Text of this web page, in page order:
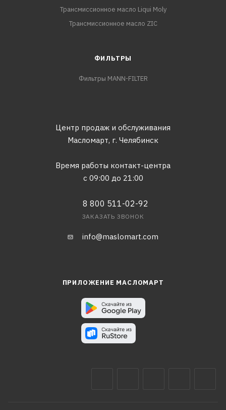
Трансмиссионное масло Liqui Moly
Трансмиссионное масло ZIC
ФИЛЬТРЫ
Фильтры MANN-FILTER
Центр продаж и обслуживания
Масломарт, г. Челябинск
Время работы контакт-центра
с 09:00 до 21:00
8 800 511-02-92
ЗАКАЗАТЬ ЗВОНОК
info@maslomart.com
ПРИЛОЖЕНИЕ МАСЛОМАРТ